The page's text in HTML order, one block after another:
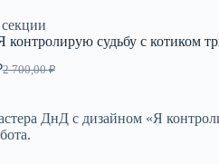
судьбу с котиком
2 700,00₽
₽.
₽.
ДнД с дизайном «Я